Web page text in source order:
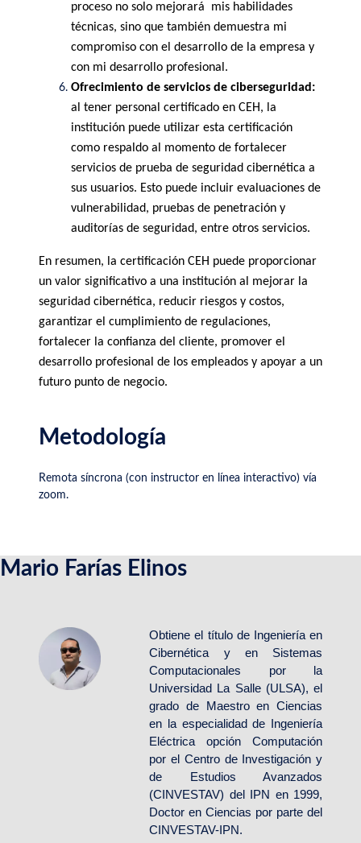
proceso no solo mejorará  mis habilidades
técnicas, sino que también demuestra mi
compromiso con el desarrollo de la empresa y
con mi desarrollo profesional.
Ofrecimiento de servicios de ciberseguridad:
al tener personal certificado en CEH, la
institución puede utilizar esta certificación
como respaldo al momento de fortalecer
servicios de prueba de seguridad cibernética a
sus usuarios. Esto puede incluir evaluaciones de
vulnerabilidad, pruebas de penetración y
auditorías de seguridad, entre otros servicios.
En resumen, la certificación CEH puede proporcionar
un valor significativo a una institución al mejorar la
seguridad cibernética, reducir riesgos y costos,
garantizar el cumplimiento de regulaciones,
fortalecer la confianza del cliente, promover el
desarrollo profesional de los empleados y apoyar a un
futuro punto de negocio.
Metodología
Remota síncrona (con instructor en línea interactivo) vía
zoom.
Mario Farías Elinos
Obtiene el título de Ingeniería en
Cibernética y en Sistemas
Computacionales por la
Universidad La Salle (ULSA), el
grado de Maestro en Ciencias
en la especialidad de Ingeniería
Eléctrica opción Computación
por el Centro de Investigación y
de Estudios Avanzados
(CINVESTAV) del IPN en 1999,
Doctor en Ciencias por parte del
CINVESTAV-IPN.